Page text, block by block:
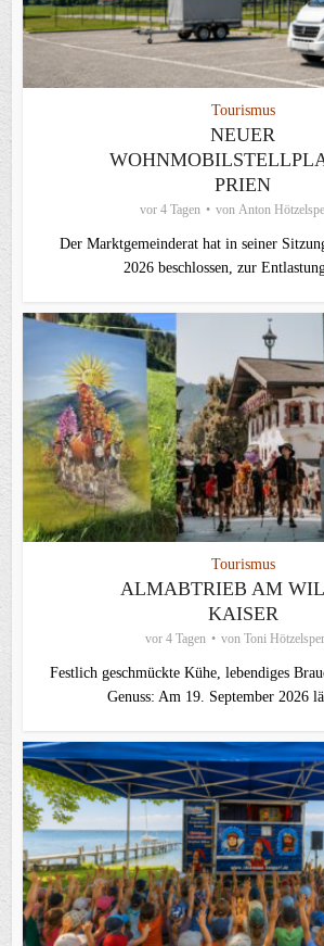
Tourismus
NEUER
PRIEN
vor 4 Tagen von Anton
Der Marktgemeinderat hat in seiner
2026 beschlossen, zur Entlastung
Tourismus
ALMABTRIEB AM
KAISER
vor 4 Tagen von Toni
Festlich geschmückte Kühe, lebendiges
Genuss: Am 19. September 2026